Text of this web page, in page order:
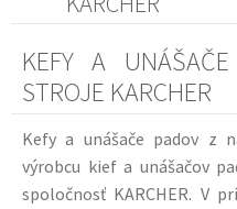
KEFY A
STROJE KARCHER
Kefy a unášače padov z
výrobcu kief a unášačov
spoločnosť KARCHER. V